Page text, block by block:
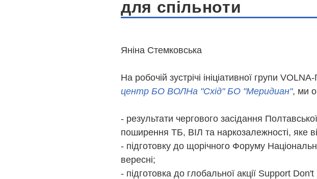
для спільноти
Яніна Стемковська
На робочій зустрічі ініціативної групи
центр БО ВОЛНа "Схід" БО "Меридиан", ми
- результати чергового засідання
поширення ТБ, ВІЛ та наркозалежності, яке
- підготовку до щорічного Форуму
вересні;
- підготовка до глобальної акції Support